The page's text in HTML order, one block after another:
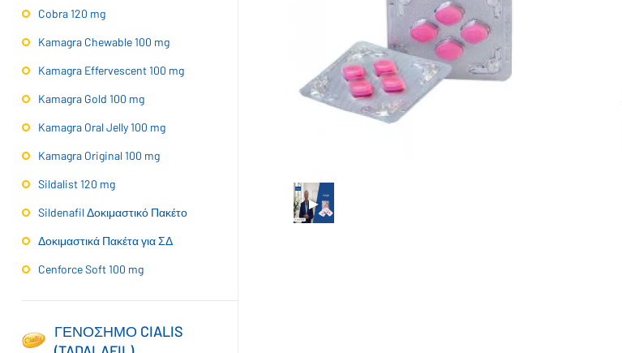
Cobra 120 mg
Kamagra Chewable 100 mg
Kamagra Effervescent 100 mg
Kamagra Gold 100 mg
Kamagra Oral Jelly 100 mg
Kamagra Original 100 mg
Sildalist 120 mg
Sildenafil Δοκιμαστικό Πακέτο
Δοκιμαστικά Πακέτα για ΣΔ
Cenforce Soft 100 mg
ΓΕΝΟΣΗΜΟ CIALIS